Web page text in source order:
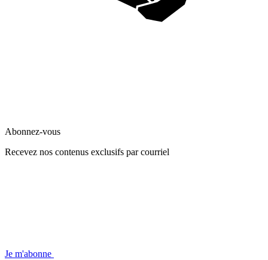
Abonnez-vous
Recevez nos contenus exclusifs par courriel
Je m'abonne